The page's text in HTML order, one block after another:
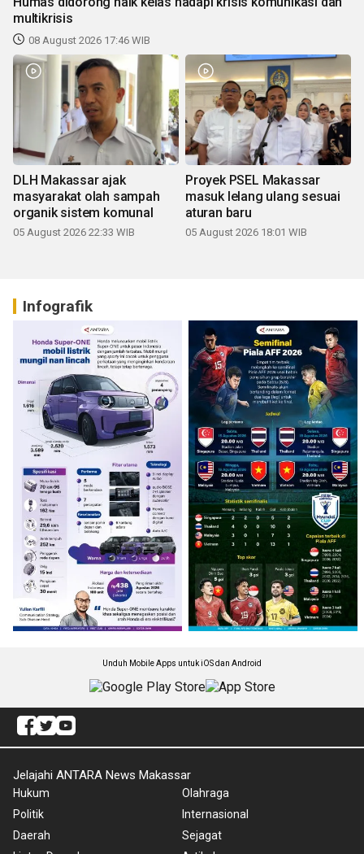
multikrisis
08 August 2026 17:46 WIB
DLH Makassar ajak
masyarakat olah sampah
organik sistem komunal
05 August 2026 22:33 WIB
Proyek PSEL Makassar
masuk lelang ulang sesuai
aturan baru
05 August 2026 18:01 WIB
Infografik
Unduh Mobile Apps untuk iOS dan Android
Jelajahi ANTARA News Makassar
Hukum
Politik
Daerah
Olahraga
Internasional
Sejagat